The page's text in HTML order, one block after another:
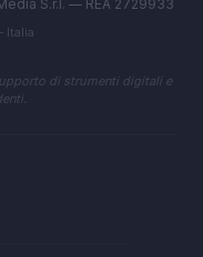
S.r.l. — REA 2729933
Italia
di strumenti digitali e